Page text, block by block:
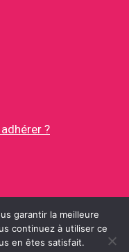
?
AVEC
garantir la meilleure
continuez à utiliser ce
en êtes satisfait.